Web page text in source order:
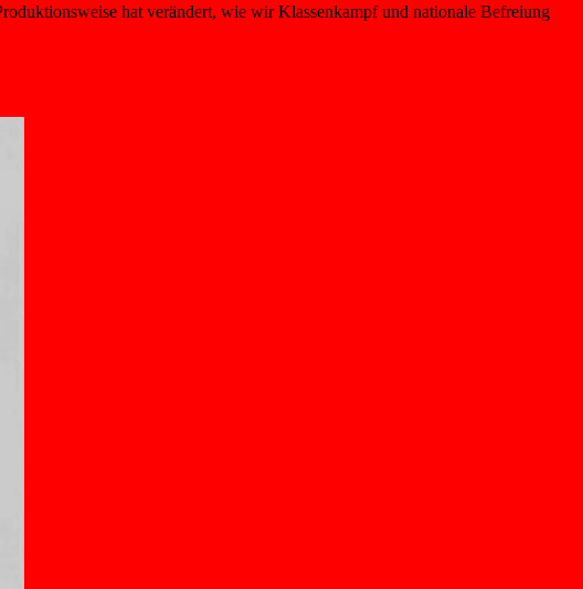
hat verändert, wie wir Klassenkampf und nationale Befreiung